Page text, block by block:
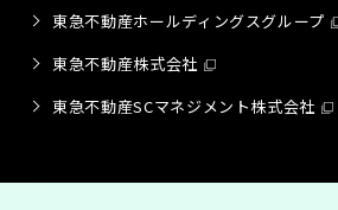
東急不動産ホールディングスグループ
東急不動産株式会社
東急不動産SCマネジメント株式会社